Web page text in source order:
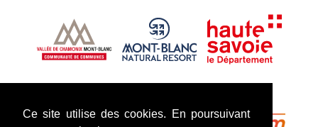
Ce site utilise des cookies. En poursuivant